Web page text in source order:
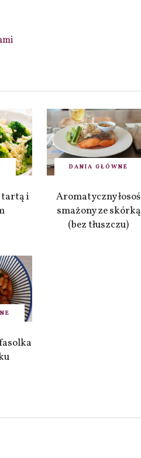
tartą i
DANIA GŁÓWNE
Aromatyczny łosoś
smażony ze skórką
(bez tłuszczu)